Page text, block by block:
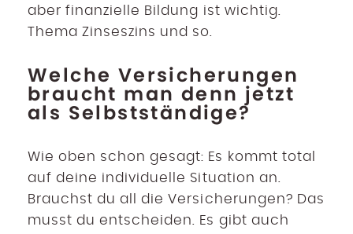
aber finanzielle Bildung ist wichtig.
Thema Zinseszins und so.
Welche Versicherungen
braucht man denn jetzt
als Selbstständige?
Wie oben schon gesagt: Es kommt total
auf deine individuelle Situation an.
Brauchst du all die Versicherungen? Das
musst du entscheiden. Es gibt auch